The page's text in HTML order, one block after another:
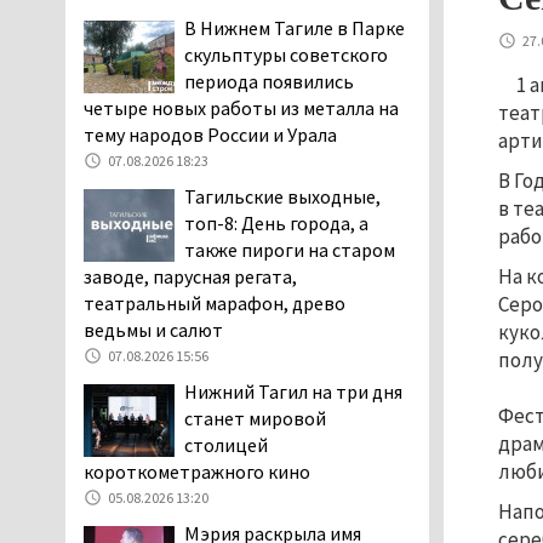
1
В
в
На
заявили, что их дочь в палате
покусала бельевая вошь
06.08.2026 13:02
В Нижнем Тагиле на три
дня запретят
электросамокаты
06.08.2026 11:41
«Я уверен, это бельевая
вошь». Родители 10-
летней девочки
пожаловались на кровососущих
паразитов, которые искусали их
ребёнка в детской больнице
Нижнего Тагила
05.08.2026 17:59
Директора уральского
предприятия по
производству дронов
«Упырь» подорвали в автомобиле
В Нижнем Тагиле в Парке
скульптуры советского
периода появились
четыре новых работы из металла на
тему народов России и Урала
07.08.2026 18:23
Тагильские выходные,
топ-8: День города, а
также пироги на старом
заводе, парусная регата,
театральный марафон, древо
ведьмы и салют
07.08.2026 15:56
Нижний Тагил на три дня
станет мировой
столицей
короткометражного кино
05.08.2026 13:20
Мэрия раскрыла имя